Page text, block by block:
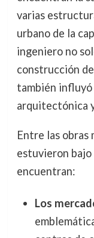
varias
urbano de la
ingeniero no
construcción
también
arquitectónica
Entre las obras
estuvieron bajo
encuentran:
Los